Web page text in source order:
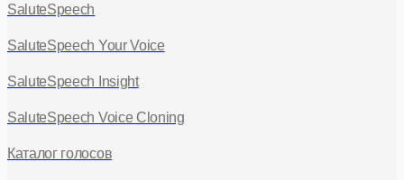
SaluteSpeech
SaluteSpeech Your Voice
SaluteSpeech Insight
SaluteSpeech Voice Cloning
Каталог голосов